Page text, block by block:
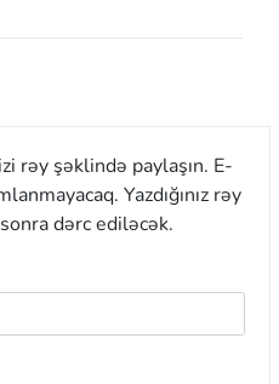
rəy şəklində paylaşın. E-
Yazdığınız rəy
dərc ediləcək.